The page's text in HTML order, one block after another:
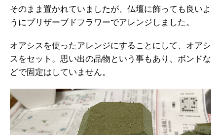
そのまま置かれていましたが、仏壇に飾っても良いよ
うにプリザーブドフラワーでアレンジしました。
オアシスを使ったアレンジにすることにして、オアシ
スをセット。思い出の品物という事もあり、ボンドな
どで固定はしていません。